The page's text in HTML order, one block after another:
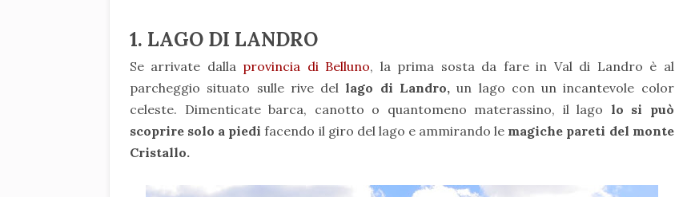
1. LAGO DI LANDRO
Se arrivate dalla provincia di Belluno, la prima sosta da fare in Val di Landro è al
parcheggio situato sulle rive del lago di Landro,un lago con un incantevole color
celeste. Dimenticate barca, canotto o quantomeno materassino, il lago lo si può
scoprire solo a piedifacendo il giro del lago e ammirando le magiche pareti del monte
Cristallo.